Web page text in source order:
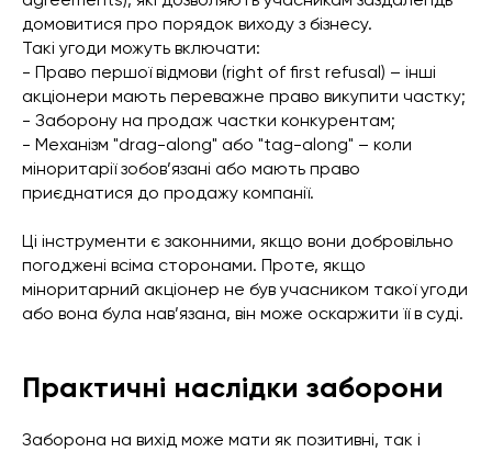
домовитися про порядок виходу з бізнесу.
Такі угоди можуть включати:
- Право першої відмови (right of first refusal) – інші
акціонери мають переважне право викупити частку;
- Заборону на продаж частки конкурентам;
- Механізм "drag-along" або "tag-along" – коли
міноритарії зобов’язані або мають право
приєднатися до продажу компанії.
Ці інструменти є законними, якщо вони добровільно
погоджені всіма сторонами. Проте, якщо
міноритарний акціонер не був учасником такої угоди
або вона була нав’язана, він може оскаржити її в суді.
Практичні наслідки заборони
Заборона на вихід може мати як позитивні, так і